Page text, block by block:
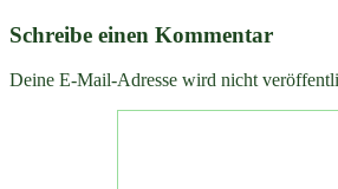
Schreibe einen Kommentar
Deine E-Mail-Adresse wird nicht